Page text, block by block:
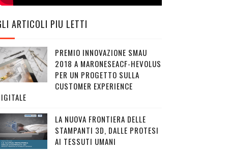
ARTICOLI PIU LETTI
PREMIO INNOVAZIONE SMAU
2018 A MARONESEACF-HEVOLUS
PER UN PROGETTO SULLA
CUSTOMER EXPERIENCE
LA NUOVA FRONTIERA DELLE
STAMPANTI 3D, DALLE PROTESI
AI TESSUTI UMANI